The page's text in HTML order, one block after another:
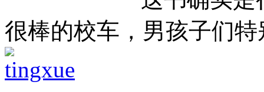
很棒的校车，男孩子们